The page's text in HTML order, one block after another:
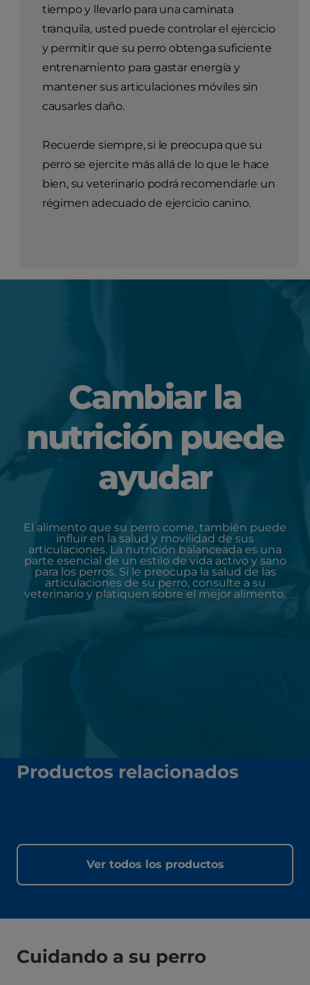
tiempo y llevarlo para una caminata
tranquila, usted puede controlar el ejercicio
y permitir que su perro obtenga suficiente
entrenamiento para gastar energía y
mantener sus articulaciones móviles sin
causarles daño.
Recuerde siempre, si le preocupa que su
perro se ejercite más allá de lo que le hace
bien, su veterinario podrá recomendarle un
régimen adecuado de ejercicio canino.
Cambiar la
nutrición puede
ayudar
El alimento que su perro come, también puede
influir en la salud y movilidad de sus
articulaciones. La nutrición balanceada es una
parte esencial de un estilo de vida activo y sano
para los perros. Si le preocupa la salud de las
articulaciones de su perro, consulte a su
veterinario y platiquen sobre el mejor alimento.
Productos relacionados
Ver todos los productos
Cuidando a su perro